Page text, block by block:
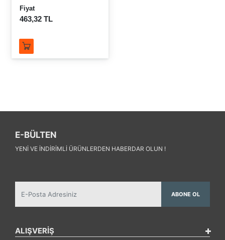
Fiyat
463,32 TL
E-BÜLTEN
YENI VE INDIRIMLI ÜRÜNLERDEN HABERDAR OLUN !
ABONE OL
ALIŞVERİŞ